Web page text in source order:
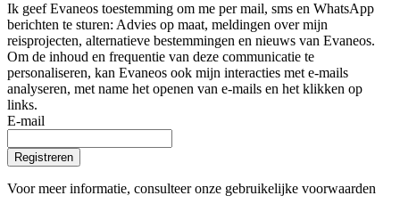
Ik geef Evaneos toestemming om me per mail, sms en WhatsApp
berichten te sturen: Advies op maat, meldingen over mijn
reisprojecten, alternatieve bestemmingen en nieuws van Evaneos.
Om de inhoud en frequentie van deze communicatie te
personaliseren, kan Evaneos ook mijn interacties met e-mails
analyseren, met name het openen van e-mails en het klikken op
links.
E-mail
Registreren
Voor meer informatie, consulteer onze gebruikelijke voorwaarden